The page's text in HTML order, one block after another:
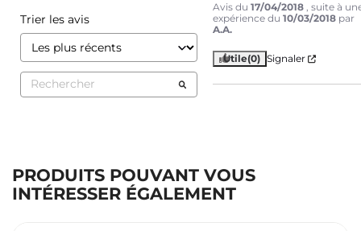
Trier les avis
Avis du17/04/2018 , suite à
expérience du10/03/2018 par
A.A.
Utile(0) Signaler
PRODUITS POUVANT VOUS
INTÉRESSER ÉGALEMENT